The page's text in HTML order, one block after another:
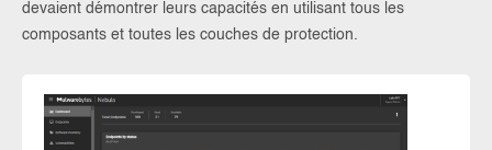
devaient démontrer leurs capacités en utilisant tous les
composants et toutes les couches de protection.